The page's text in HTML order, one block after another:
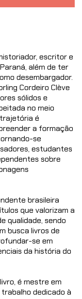
escritor e
além de ter
desembargador.
Cordeiro Clève
sólidos e
no meio
é
a formação
se
estudantes
sobre
brasileira
que valorizam a
qualidade, sendo
busca livros de
se em
da história do
é mestre em
dedicado à